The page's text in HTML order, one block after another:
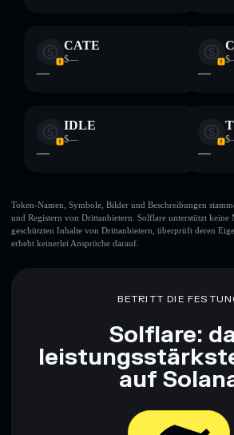
CATE
$—
— —
IDLE
$—
— —
Token-Namen, Symbole, Bilder und Beschreibungen
und Registern von Drittanbietern. Solflare unterstützt keine
geschützten Inhalte von Drittanbietern, überprüft deren
erhebt keinerlei Ansprüche darauf.
BETRITT DIE
Solflare:
auf